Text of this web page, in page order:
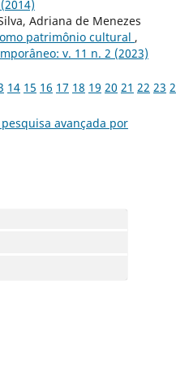
Adriana de Menezes
patrimônio cultural ,
v. 11 n. 2 (2023)
14 15 16 17 18 19 20 21 22 23
avançada por